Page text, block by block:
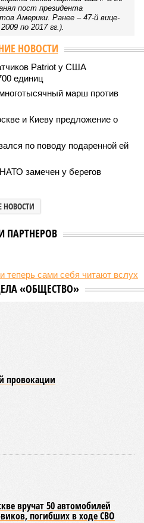
пост президента
Америки. Ранее – 47-й вице-
по 2017 гг.).
НОВОСТИ
Patriot у США
единиц
марш против
и Киеву предложение о
по поводу подаренной ей
замечен у берегов
НОВОСТИ
ПАРТНЕРОВ
«ОБЩЕСТВО»
провокации
вручат 50 автомобилей
погибших в ходе СВО